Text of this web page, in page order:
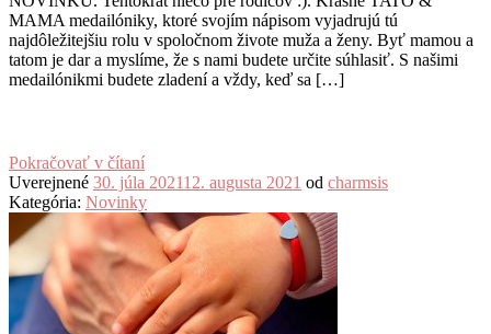
MAMA medailóniky, ktoré svojím nápisom vyjadrujú tú
najdôležitejšiu rolu v spoločnom živote muža a ženy. Byť mamou a
tatom je dar a myslíme, že s nami budete určite súhlasiť. S našimi
medailónikmi budete zladení a vždy, keď sa […]
Pokračovať v čítaní
Uverejnené 30. júla 202112. augusta 2021 od charmsis
Kategória: Novinky